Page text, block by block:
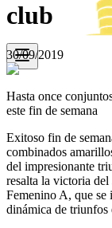
club
30/09/2019
Hasta once
este fin de semana
Exitoso fin de
combinados
del impresionante
resalta la victoria
Femenino A, que se
dinámica de triunfos